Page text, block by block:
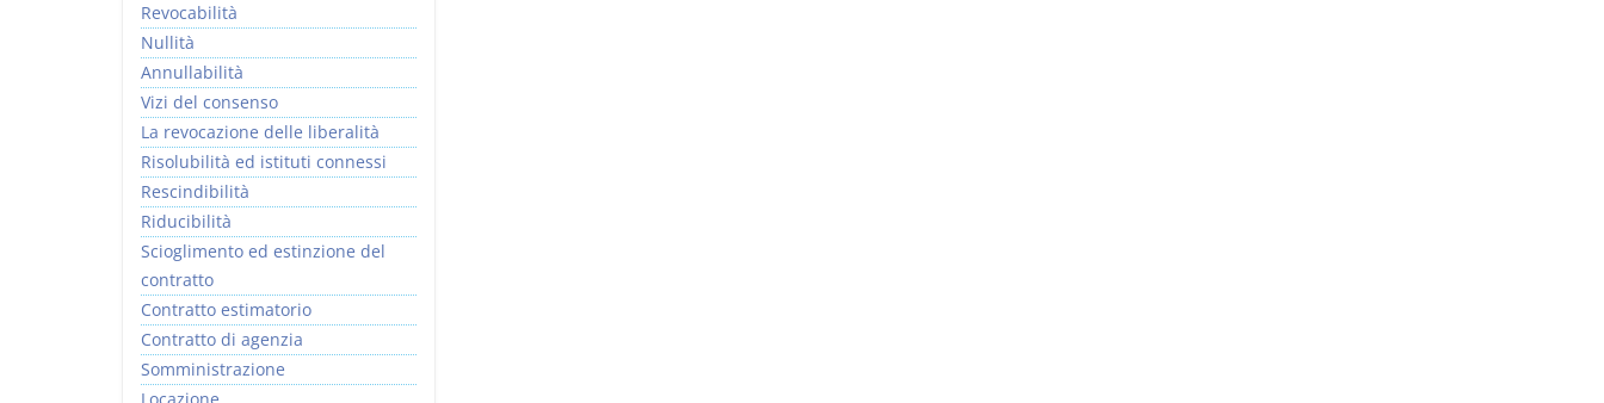
Revocabilità
Nullità
Annullabilità
Vizi del consenso
La revocazione delle liberalità
Risolubilità ed istituti connessi
Rescindibilità
Riducibilità
Scioglimento ed estinzione del
contratto
Contratto estimatorio
Contratto di agenzia
Somministrazione